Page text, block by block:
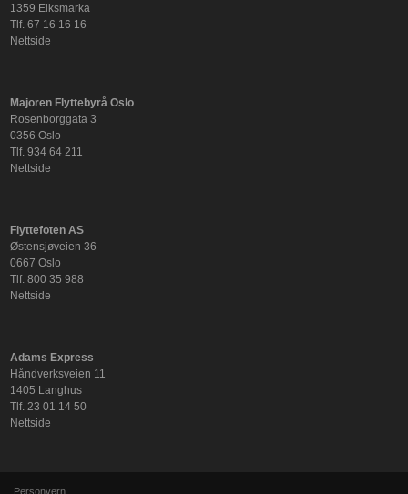
1359 Eiksmarka
Tlf. 67 16 16 16
Nettside
Majoren Flyttebyrå Oslo
Rosenborggata 3
0356 Oslo
Tlf. 934 64 211
Nettside
Flyttefoten AS
Østensjøveien 36
0667 Oslo
Tlf. 800 35 988
Nettside
Adams Express
Håndverksveien 11
1405 Langhus
Tlf. 23 01 14 50
Nettside
Personvern